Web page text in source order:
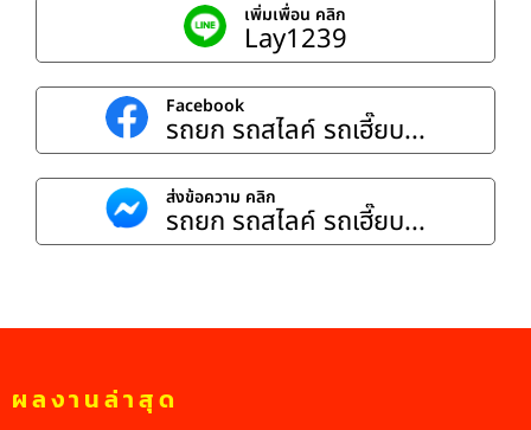
เพิ่มเพื่อน คลิก
Lay1239
Facebook
รถยก รถสไลค์ รถเฮี๊ยบ...
ส่งข้อความ คลิก
รถยก รถสไลค์ รถเฮี๊ยบ...
ผลงานล่าสุด